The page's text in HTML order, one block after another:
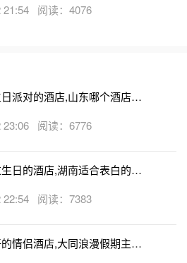
21:54 阅读：4076
派对的酒店,山东哪个酒店有
23:06 阅读：6776
日的酒店,湖南适合表白的酒
22:54 阅读：7383
情侣酒店,大同浪漫假期主题